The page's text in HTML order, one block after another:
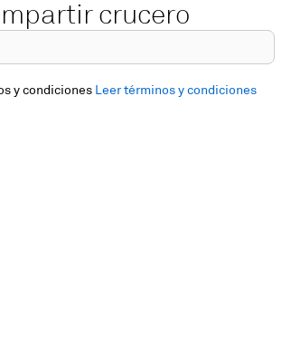
crucero
y condiciones Leer términos y condiciones